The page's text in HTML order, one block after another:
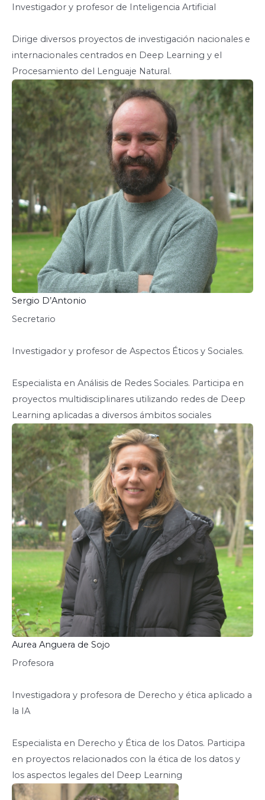
Investigador y profesor de Inteligencia Artificial
Dirige diversos proyectos de investigación nacionales e
internacionales centrados en Deep Learning y el
Procesamiento del Lenguaje Natural.
Sergio D’Antonio
Secretario
Investigador y profesor de Aspectos Éticos y Sociales.
Especialista en Análisis de Redes Sociales. Participa en
proyectos multidisciplinares utilizando redes de Deep
Learning aplicadas a diversos ámbitos sociales
Aurea Anguera de Sojo
Profesora
Investigadora y profesora de Derecho y ética aplicado a
la IA
Especialista en Derecho y Ética de los Datos. Participa
en proyectos relacionados con la ética de los datos y
los aspectos legales del Deep Learning